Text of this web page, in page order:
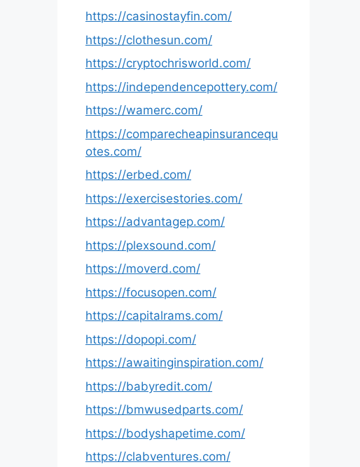
https://casinostayfin.com/
https://clothesun.com/
https://cryptochrisworld.com/
https://independencepottery.com/
https://wamerc.com/
https://comparecheapinsurancequ
otes.com/
https://erbed.com/
https://exercisestories.com/
https://advantagep.com/
https://plexsound.com/
https://moverd.com/
https://focusopen.com/
https://capitalrams.com/
https://dopopi.com/
https://awaitinginspiration.com/
https://babyredit.com/
https://bmwusedparts.com/
https://bodyshapetime.com/
https://clabventures.com/